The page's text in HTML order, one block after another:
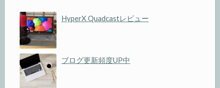
HyperX Quadcastレビュー
ブログ更新頻度UP中